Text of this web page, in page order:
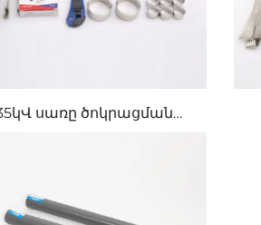
սառը ծոկրացման